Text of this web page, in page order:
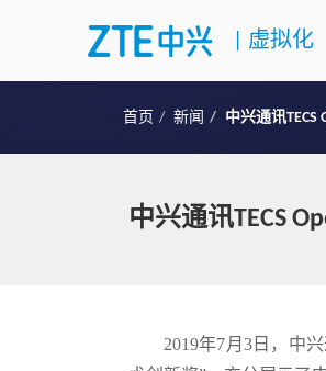
虚拟化
首页 新闻 中兴通讯
中兴通讯TECS
2019年7月3日，中